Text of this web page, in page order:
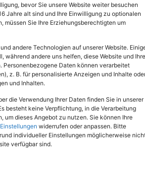
bevor Sie unsere Website weiter besuchen
Jahre alt sind und Ihre Einwilligung zu optionalen
müssen Sie Ihre Erziehungsberechtigten um
andere Technologien auf unserer Website.
während andere uns helfen, diese Website und Ihre
Personenbezogene Daten können verarbeitet
z. B. für personalisierte Anzeigen und Inhalte
und Inhalten.
die Verwendung Ihrer Daten finden Sie in unserer
besteht keine Verpflichtung, in die Verarbeitung
um dieses Angebot zu nutzen. Sie können Ihre
Einstellungen widerrufen oder anpassen. Bitte
individueller Einstellungen möglicherweise
verfügbar sind.
Alle Rechte vorbehalten.
info@tierheim-mayen.de
1, 56727 Mayen